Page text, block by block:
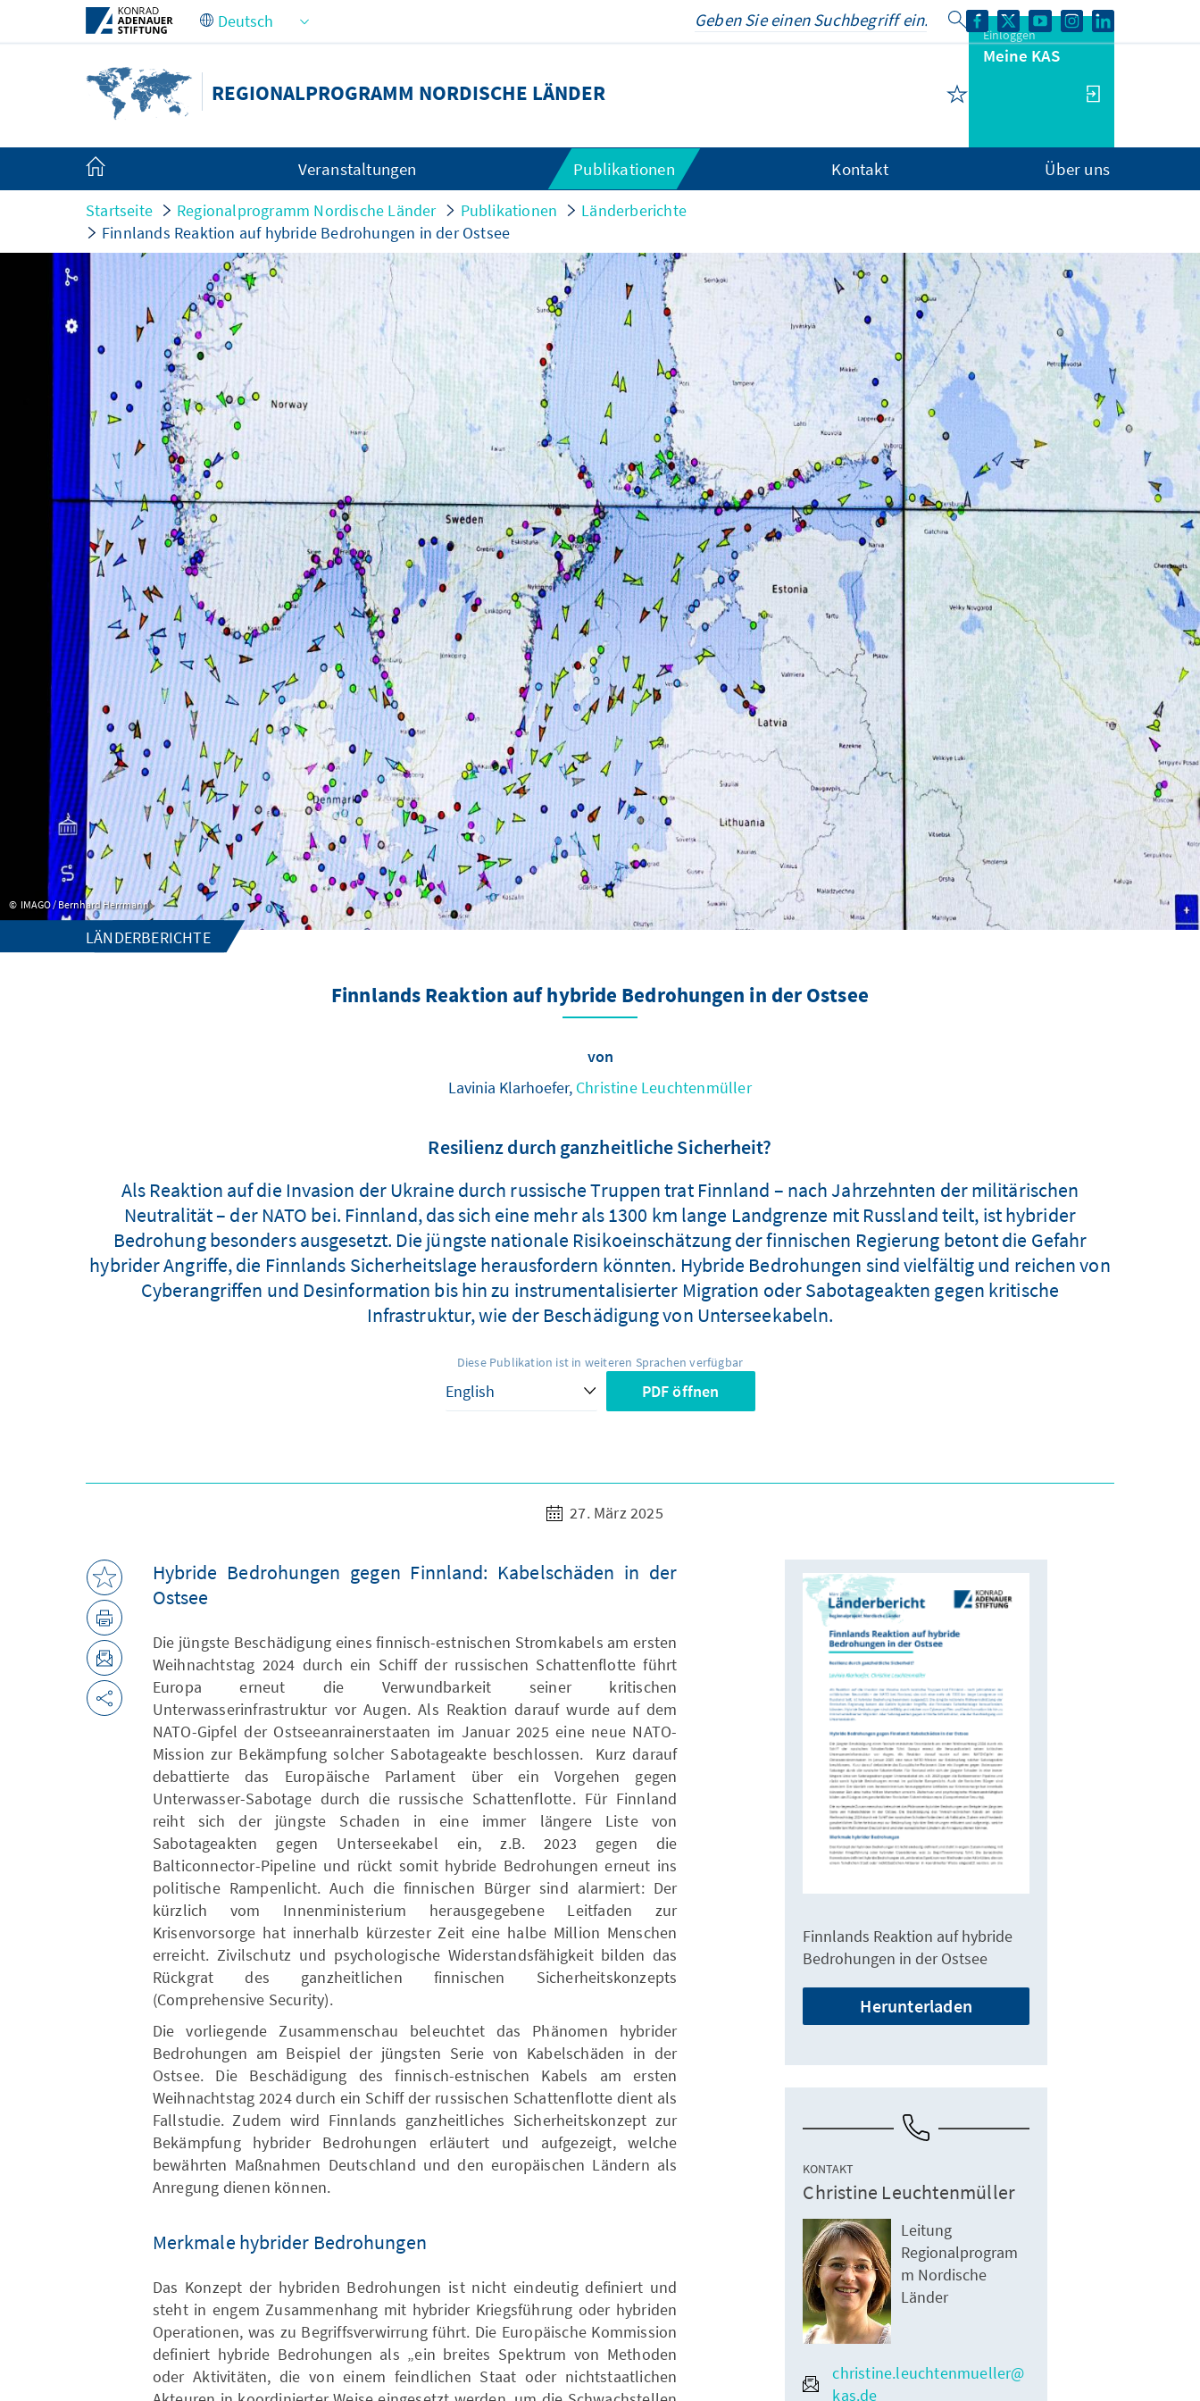
Zum Hauptinhalt springen
REGIONALPROGRAMM NORDISCHE LÄNDER
Einloggen
Meine KAS
Veranstaltungen Publikationen Kontakt Über uns
Startseite Regionalprogramm Nordische Länder Publikationen
Länderberichte
Finnlands Reaktion auf hybride Bedrohungen in der Ostsee
IMAGO / Bernhard Herrmann
LÄNDERBERICHTE
Finnlands Reaktion auf hybride Bedrohungen in der Ostsee
von
Lavinia Klarhoefer, Christine Leuchtenmüller
Resilienz durch ganzheitliche Sicherheit?
Als Reaktion auf die Invasion der Ukraine durch russische Truppen trat Finnland – nach Jahrzehnten der militärischen
Neutralität – der NATO bei. Finnland, das sich eine mehr als 1300 km lange Landgrenze mit Russland teilt, ist hybrider
Bedrohung besonders ausgesetzt. Die jüngste nationale Risikoeinschätzung der finnischen Regierung betont die Gefahr
hybrider Angriffe, die Finnlands Sicherheitslage herausfordern könnten. Hybride Bedrohungen sind vielfältig und reichen von
Cyberangriffen und Desinformation bis hin zu instrumentalisierter Migration oder Sabotageakten gegen kritische
Infrastruktur, wie der Beschädigung von Unterseekabeln.
Diese Publikation ist in weiteren Sprachen verfügbar
PDF öffnen
27. März 2025
Hybride Bedrohungen gegen Finnland: Kabelschäden in der
Ostsee
Die jüngste Beschädigung eines finnisch-estnischen Stromkabels am ersten
Weihnachtstag 2024 durch ein Schiff der russischen Schattenflotte führt
Europa erneut die Verwundbarkeit seiner kritischen
Unterwasserinfrastruktur vor Augen. Als Reaktion darauf wurde auf dem
NATO-Gipfel der Ostseeanrainerstaaten im Januar 2025 eine neue NATO-
Mission zur Bekämpfung solcher Sabotageakte beschlossen. Kurz darauf
debattierte das Europäische Parlament über ein Vorgehen gegen
Unterwasser-Sabotage durch die russische Schattenflotte. Für Finnland
reiht sich der jüngste Schaden in eine immer längere Liste von
Sabotageakten gegen Unterseekabel ein, z.B. 2023 gegen die
Balticonnector-Pipeline und rückt somit hybride Bedrohungen erneut ins
politische Rampenlicht. Auch die finnischen Bürger sind alarmiert: Der
kürzlich vom Innenministerium herausgegebene Leitfaden zur
Krisenvorsorge hat innerhalb kürzester Zeit eine halbe Million Menschen
erreicht. Zivilschutz und psychologische Widerstandsfähigkeit bilden das
Rückgrat des ganzheitlichen finnischen Sicherheitskonzepts
(Comprehensive Security).
Die vorliegende Zusammenschau beleuchtet das Phänomen hybrider
Bedrohungen am Beispiel der jüngsten Serie von Kabelschäden in der
Ostsee. Die Beschädigung des finnisch-estnischen Kabels am ersten
Weihnachtstag 2024 durch ein Schiff der russischen Schattenflotte dient als
Fallstudie. Zudem wird Finnlands ganzheitliches Sicherheitskonzept zur
Bekämpfung hybrider Bedrohungen erläutert und aufgezeigt, welche
bewährten Maßnahmen Deutschland und den europäischen Ländern als
Anregung dienen können.
Merkmale hybrider Bedrohungen
Das Konzept der hybriden Bedrohungen ist nicht eindeutig definiert und
steht in engem Zusammenhang mit hybrider Kriegsführung oder hybriden
Operationen, was zu Begriffsverwirrung führt. Die Europäische Kommission
definiert hybride Bedrohungen als „ein breites Spektrum von Methoden
oder Aktivitäten, die von einem feindlichen Staat oder nichtstaatlichen
Finnlands Reaktion auf hybride
Bedrohungen in der Ostsee
Herunterladen
KONTAKT
Christine Leuchtenmüller
Leitung
Regionalprogram
m Nordische
Länder
christine.leuchtenmueller@
kas.de